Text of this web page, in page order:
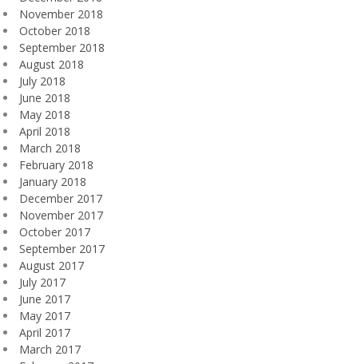
November 2018
October 2018
September 2018
August 2018
July 2018
June 2018
May 2018
April 2018
March 2018
February 2018
January 2018
December 2017
November 2017
October 2017
September 2017
August 2017
July 2017
June 2017
May 2017
April 2017
March 2017